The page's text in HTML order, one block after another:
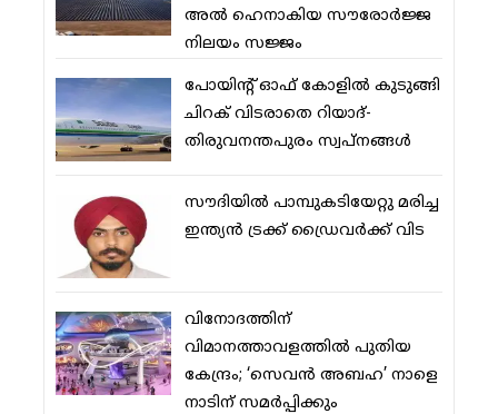
അല്‍ ഹെനാകിയ സൗരോര്‍ജ്ജ
നിലയം സജ്ജം
പോയിന്റ് ഓഫ് കോളില്‍ കുടുങ്ങി
ചിറക് വിടരാതെ റിയാദ്-
തിരുവനന്തപുരം സ്വപ്നങ്ങള്‍
സൗദിയിൽ പാമ്പുകടിയേറ്റു മരിച്ച
ഇന്ത്യൻ ട്രക്ക് ഡ്രൈവർക്ക് വിട
വിനോദത്തിന്
വിമാനത്താവളത്തില്‍ പുതിയ
കേന്ദ്രം; ‘സെവന്‍ അബഹ’ നാളെ
നാടിന് സമര്‍പ്പിക്കും